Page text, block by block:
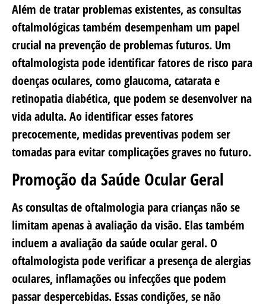
Além de tratar problemas existentes, as consultas
oftalmológicas também desempenham um papel
crucial na prevenção de problemas futuros. Um
oftalmologista pode identificar fatores de risco para
doenças oculares, como glaucoma, catarata e
retinopatia diabética, que podem se desenvolver na
vida adulta. Ao identificar esses fatores
precocemente, medidas preventivas podem ser
tomadas para evitar complicações graves no futuro.
Promoção da Saúde Ocular Geral
As consultas de oftalmologia para crianças não se
limitam apenas à avaliação da visão. Elas também
incluem a avaliação da saúde ocular geral. O
oftalmologista pode verificar a presença de alergias
oculares, inflamações ou infecções que podem
passar despercebidas. Essas condições, se não